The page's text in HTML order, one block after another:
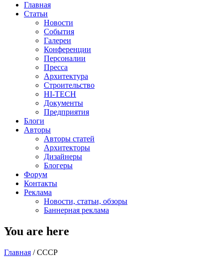
Главная
Статьи
Новости
События
Галереи
Конференции
Персоналии
Пресса
Архитектура
Строительство
HI-TECH
Документы
Предприятия
Блоги
Авторы
Авторы статей
Архитекторы
Дизайнеры
Блогеры
Форум
Контакты
Реклама
Новости, статьи, обзоры
Баннерная реклама
You are here
Главная / СССР